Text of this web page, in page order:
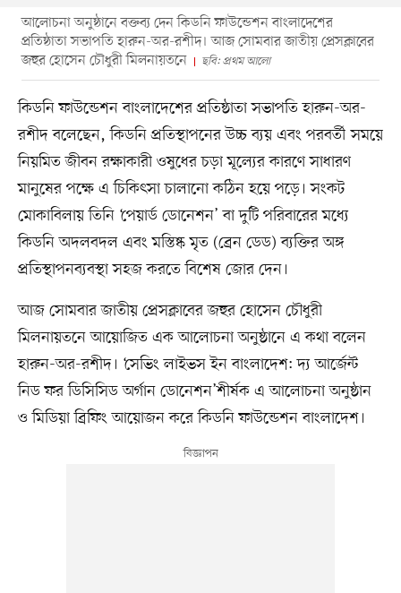
আলোচনা অনুষ্ঠানে বক্তব্য দেন কিডনি ফাউন্ডেশন বাংলাদেশের
প্রতিষ্ঠাতা সভাপতি হারুন-অর-রশীদ। আজ সোমবার জাতীয় প্রেসক্লাবের
জহুর হোসেন চৌধুরী মিলনায়তনে
ছবি: প্রথম আলো
কিডনি ফাউন্ডেশন বাংলাদেশের প্রতিষ্ঠাতা সভাপতি হারুন-অর-
রশীদ বলেছেন, কিডনি প্রতিস্থাপনের উচ্চ ব্যয় এবং পরবর্তী সময়ে
নিয়মিত জীবন রক্ষাকারী ওষুধের চড়া মূল্যের কারণে সাধারণ
মানুষের পক্ষে এ চিকিৎসা চালানো কঠিন হয়ে পড়ে। সংকট
মোকাবিলায় তিনি ‘পেয়ার্ড ডোনেশন’ বা দুটি পরিবারের মধ্যে
কিডনি অদলবদল এবং মস্তিষ্ক মৃত (ব্রেন ডেড) ব্যক্তির অঙ্গ
প্রতিস্থাপনব্যবস্থা সহজ করতে বিশেষ জোর দেন।
আজ সোমবার জাতীয় প্রেসক্লাবের জহুর হোসেন চৌধুরী
মিলনায়তনে আয়োজিত এক আলোচনা অনুষ্ঠানে এ কথা বলেন
হারুন-অর-রশীদ। ‘সেভিং লাইভস ইন বাংলাদেশ: দ্য আর্জেন্ট
নিড ফর ডিসিসিড অর্গান ডোনেশন’শীর্ষক এ আলোচনা অনুষ্ঠান
ও মিডিয়া ব্রিফিং আয়োজন করে কিডনি ফাউন্ডেশন বাংলাদেশ।